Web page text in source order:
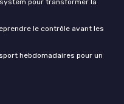
pour transformer la
le contrôle avant les
hebdomadaires pour un